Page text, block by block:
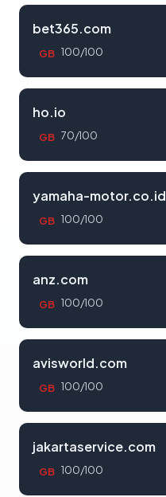
bet365.com
GB 100/100
ho.io
GB 70/100
yamaha-motor.co.id
GB 100/100
anz.com
GB 100/100
avisworld.com
GB 100/100
jakartaservice.com
GB 100/100